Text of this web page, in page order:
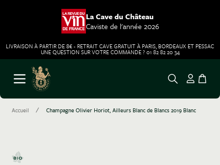
La Cave du Château
Caviste de l'année 2026
LIVRAISON À PARTIR DE 8€ - RETRAIT CAVE GRATUIT À PARIS, BORDEAUX ET PESSAC
UNE QUESTION SUR VOTRE COMMANDE ? 01 82 82 20 34
Aller au contenu
Ouvrir le menu
Accueil / Champagne Olivier Horiot, Ailleurs Blanc de Blancs 2019 Blanc